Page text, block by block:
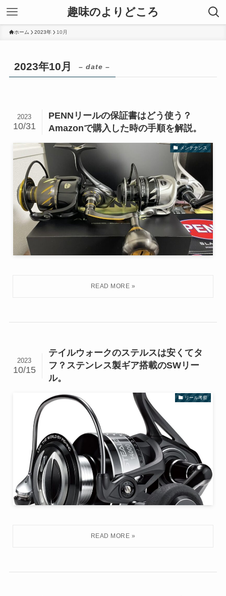
趣味のよりどころ
ホーム 2023年 10月
2023年10月 – date –
PENNリールの保証書はどう使う？
Amazonで購入した時の手順を解説。
2023
10/31
メンテナンス
テイルウォークのステルスは安くてタ
フ？ステンレス製ギア搭載のSWリー
ル。
2023
10/15
リール考察